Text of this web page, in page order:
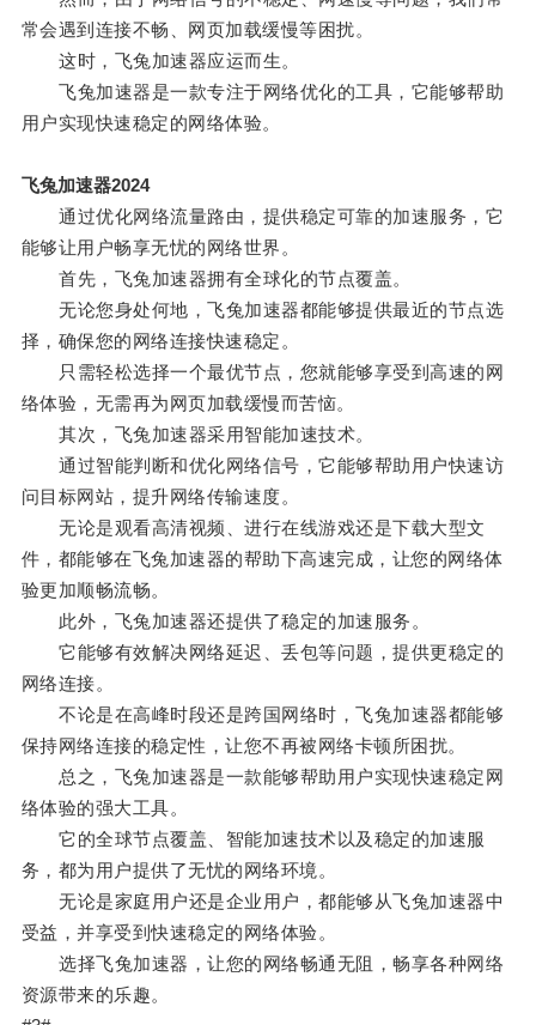
常会遇到连接不畅、网页加载缓慢等困扰。
这时，飞兔加速器应运而生。
飞兔加速器是一款专注于网络优化的工具，它能够帮助
用户实现快速稳定的网络体验。
飞兔加速器2024
通过优化网络流量路由，提供稳定可靠的加速服务，它
能够让用户畅享无忧的网络世界。
首先，飞兔加速器拥有全球化的节点覆盖。
无论您身处何地，飞兔加速器都能够提供最近的节点选
择，确保您的网络连接快速稳定。
只需轻松选择一个最优节点，您就能够享受到高速的网
络体验，无需再为网页加载缓慢而苦恼。
其次，飞兔加速器采用智能加速技术。
通过智能判断和优化网络信号，它能够帮助用户快速访
问目标网站，提升网络传输速度。
无论是观看高清视频、进行在线游戏还是下载大型文
件，都能够在飞兔加速器的帮助下高速完成，让您的网络体
验更加顺畅流畅。
此外，飞兔加速器还提供了稳定的加速服务。
它能够有效解决网络延迟、丢包等问题，提供更稳定的
网络连接。
不论是在高峰时段还是跨国网络时，飞兔加速器都能够
保持网络连接的稳定性，让您不再被网络卡顿所困扰。
总之，飞兔加速器是一款能够帮助用户实现快速稳定网
络体验的强大工具。
它的全球节点覆盖、智能加速技术以及稳定的加速服
务，都为用户提供了无忧的网络环境。
无论是家庭用户还是企业用户，都能够从飞兔加速器中
受益，并享受到快速稳定的网络体验。
选择飞兔加速器，让您的网络畅通无阻，畅享各种网络
资源带来的乐趣。